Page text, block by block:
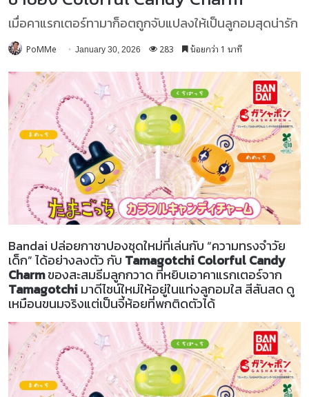
เมื่อคาแรกเตอร์ทามาก็อตถูกจับแปลงให้เป็นลูกอมสุดน่ารัก
PoMMe January 30, 2026 283 น้อยกว่า 1 นาที
Bandai ปล่อยกาชาปองชุดใหม่ที่เล่นกับ “ความทรงจำวัย
เด็ก” ได้อย่างลงตัว กับ Tamagotchi Colorful Candy
Charmของสะสมธีมลูกกวาด ที่หยิบเอาคาแรกเตอร์จาก
Tamagotchiมาดีไซน์ใหม่ให้อยู่ในแท่งลูกอมใส สีสันสด ดู
เหมือนขนมจริงแต่เป็นจี้ห้อยที่พกติดตัวได้